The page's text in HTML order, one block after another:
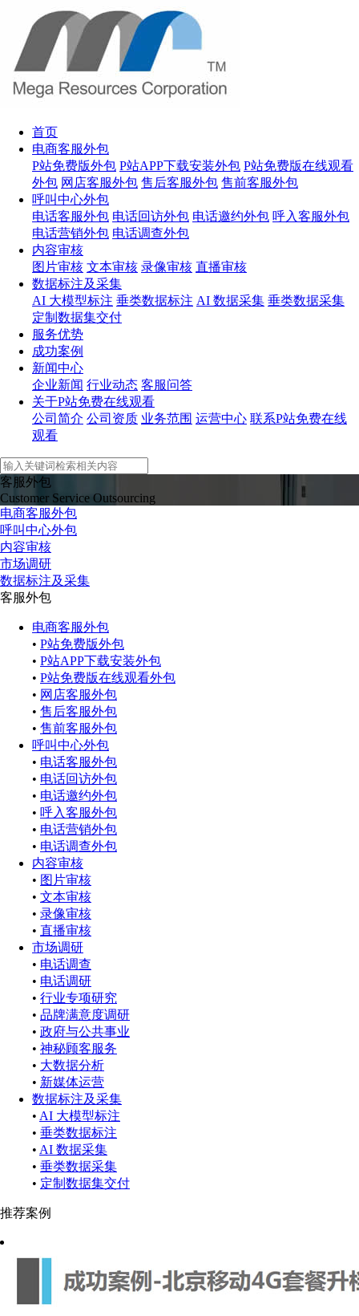
首页
电商客服外包
P站免费版外包 P站APP下载安装外包 P站免费版在线观看
外包 网店客服外包 售后客服外包 售前客服外包
呼叫中心外包
电话客服外包 电话回访外包 电话邀约外包 呼入客服外包
电话营销外包 电话调查外包
内容审核
图片审核 文本审核 录像审核 直播审核
数据标注及采集
AI 大模型标注 垂类数据标注 AI 数据采集 垂类数据采集
定制数据集交付
服务优势
成功案例
新闻中心
企业新闻 行业动态 客服问答
关于P站免费在线观看
公司简介 公司资质 业务范围 运营中心 联系P站免费在线
观看
客服外包
Customer Service Outsourcing
电商客服外包
呼叫中心外包
内容审核
市场调研
数据标注及采集
客服外包
电商客服外包
• P站免费版外包
• P站APP下载安装外包
• P站免费版在线观看外包
• 网店客服外包
• 售后客服外包
• 售前客服外包
呼叫中心外包
• 电话客服外包
• 电话回访外包
• 电话邀约外包
• 呼入客服外包
• 电话营销外包
• 电话调查外包
内容审核
• 图片审核
• 文本审核
• 录像审核
• 直播审核
市场调研
• 电话调查
• 电话调研
• 行业专项研究
• 品牌满意度调研
• 政府与公共事业
• 神秘顾客服务
• 大数据分析
• 新媒体运营
数据标注及采集
• AI 大模型标注
• 垂类数据标注
• AI 数据采集
• 垂类数据采集
• 定制数据集交付
推荐案例